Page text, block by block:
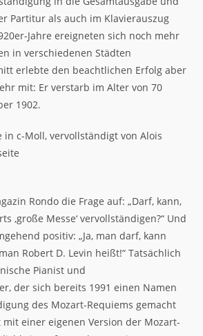
Partitur als auch im Klavierauszug
Jahre ereigneten sich noch mehr
in verschiedenen Städten
erlebte den beachtlichen Erfolg aber
mit: Er verstarb im Alter von 70
1902.
in c-Moll, vervollständigt von Alois
Rondo die Frage auf: „Darf, kann,
‚große Messe‘ vervollständigen?“ Und
positiv: „Ja, man darf, kann
Robert D. Levin heißt!“ Tatsächlich
Pianist und
der sich bereits 1991 einen Namen
des Mozart-Requiems gemacht
mit einer eigenen Version der Mozart-